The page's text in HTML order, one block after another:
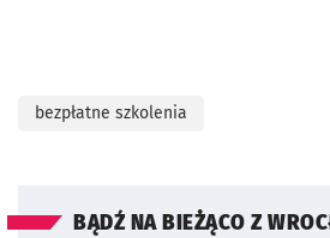
bezpłatne szkolenia
BĄDŹ NA BIEŻĄCO Z